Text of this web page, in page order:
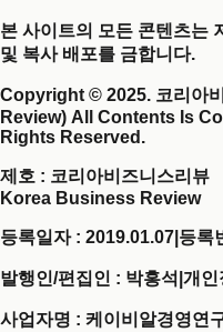
본 사이트의 모든 콘텐츠는
및 복사 배포를 금합니다.
Copyright © 2025. 코리아
Review) All Contents Is
Rights Reserved.
제호 : 코리아비즈니스리뷰
Korea Business Review
등록일자 : 2019.01.07 등록
발행인/편집인 : 박홍석 개인
사업자명 : 케이비알경영연